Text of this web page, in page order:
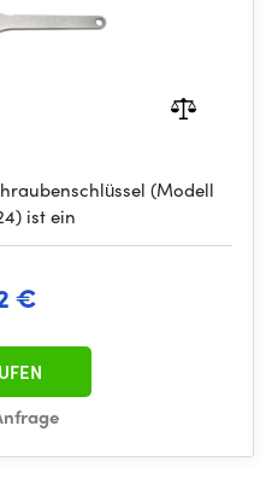
(Modell
ist ein
€